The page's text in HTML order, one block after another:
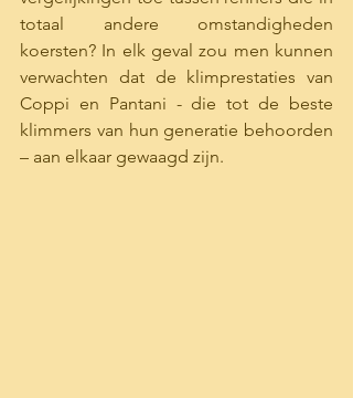
totaal andere omstandigheden
koersten? In elk geval zou men kunnen
verwachten dat de klimprestaties van
Coppi en Pantani - die tot de beste
klimmers van hun generatie behoorden
– aan elkaar gewaagd zijn.